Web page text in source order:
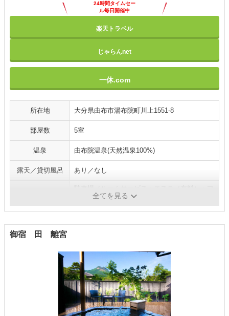
24時間タイムセー
ル毎日開催中
楽天トラベル
じゃらんnet
一休.com
所在地 大分県由布市湯布院町川上1551-8
部屋数 5室
温泉 由布院温泉(天然温泉100%)
露天／貸切風呂 あり／なし
ッサージ（有料）
全てを見る
御宿 田 離宮